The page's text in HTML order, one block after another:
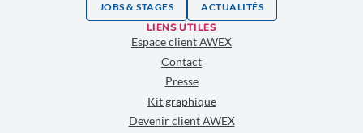
JOBS & STAGES ACTUALITÉS
LIENS UTILES
Espace client AWEX
Contact
Presse
Kit graphique
Devenir client AWEX